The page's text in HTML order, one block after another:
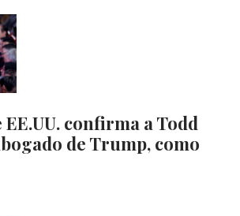
EE.UU. confirma a Todd
de Trump, como